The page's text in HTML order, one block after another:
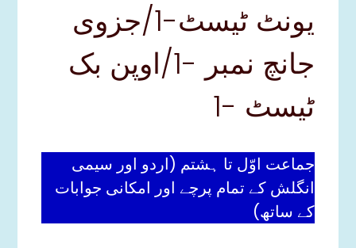
یونٹ ٹیسٹ-1/جزوی
جانچ نمبر -1/اوپن بک
ٹیسٹ -1
جماعت اوّل تا ہشتم (اردو اور سیمی
انگلش کے تمام پرچے اور امکانی جوابات
کے ساتھ)